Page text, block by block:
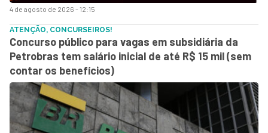
4 de agosto de 2026 - 12:15
ATENÇÃO, CONCURSEIROS!
Concurso público para vagas em subsidiária da
Petrobras tem salário inicial de até R$ 15 mil (sem
contar os benefícios)